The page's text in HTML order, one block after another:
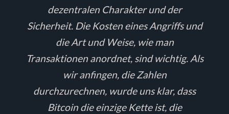
dezentralen Charakter und der
Sicherheit. Die Kosten eines Angriffs und
die Art und Weise, wie man
Transaktionen anordnet, sind wichtig. Als
wir anfingen, die Zahlen
durchzurechnen, wurde uns klar, dass
Bitcoin die einzige Kette ist, die